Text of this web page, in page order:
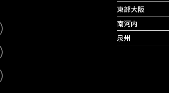
東部大阪
南河内
泉州